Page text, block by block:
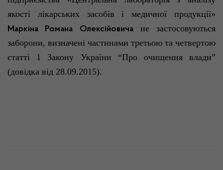
якості лікарських засобів і медичної продукції»
Маркіна Романа Олексійовичане застосовуються
заборони, визначені частинами третьою та четвертою
статті 1 Закону України “Про очищення влади”
(довідка від 28.09.2015).